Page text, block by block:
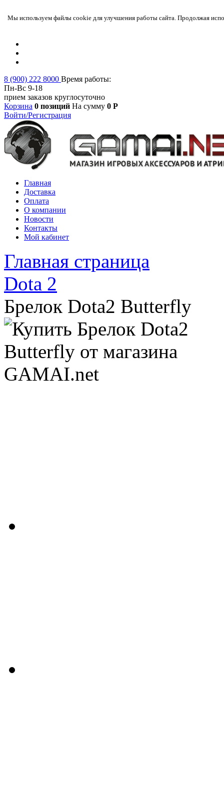
Мы используем файлы cookie для улучшения работы сайта. Продолжая
8 (900) 222 8000 Время работы:
Пн-Вс 9-18
прием заказов круглосуточно
Корзина 0 позиций На сумму 0 Р
Войти/Регистрация
Главная
Доставка
Оплата
О компании
Новости
Контакты
Мой кабинет
Главная страница
Dota 2
Брелок Dota2 Butterfly